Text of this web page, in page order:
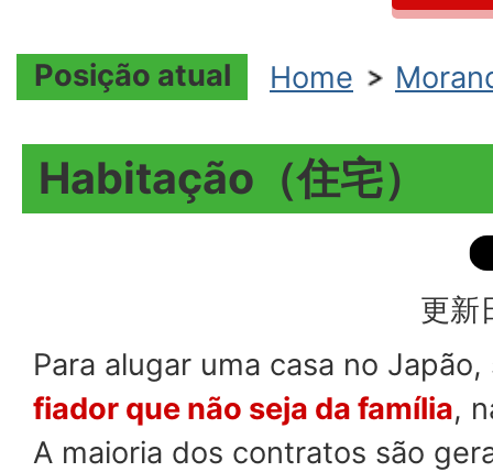
Posição atual Home
Habitação（住宅）
更新
Para alugar uma casa no
fiador que não seja da família,
A maioria dos contratos são